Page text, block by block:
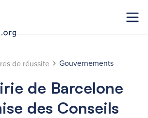
de réussite Gouvernements
de Barcelone
des Conseils